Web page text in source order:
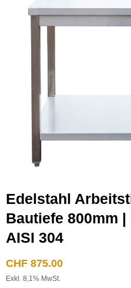
Edelstahl
Bautiefe 800mm
AISI 304
CHF 875.00
Exkl. 8,1% MwSt.